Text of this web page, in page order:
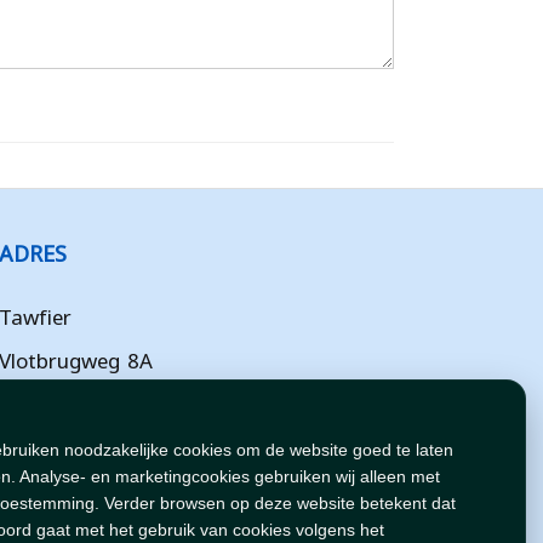
noodzakelijke cookies om de website goed te laten
Analyse- en marketingcookies gebruiken wij alleen met
Verder browsen op deze website betekent dat
gaat met het gebruik van cookies volgens het
ADRES
Tawfier
Vlotbrugweg 8A
Flevoland
NL